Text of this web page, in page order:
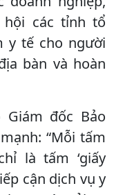
hội các tỉnh tổ
y tế cho người
bàn và hoàn
đốc Bảo
“Mỗi tấm
là tấm ‘giấy
cận dịch vụ y